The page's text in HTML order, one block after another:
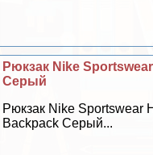
Рюкзак Nike
Серый
Рюкзак Nike Sportswear
Backpack Серый...